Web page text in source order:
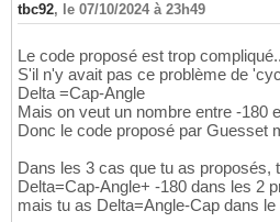
tbc92, le 07/10/2024 à 23h49
Le code proposé est trop
S'il n'y avait pas ce problème de
Delta =Cap-Angle
Mais on veut un nombre entre -180
Donc le code proposé par Guesset
Dans les 3 cas que tu as proposés,
Delta=Cap-Angle+ -180 dans les 2
mais tu as Delta=Angle-Cap dans le